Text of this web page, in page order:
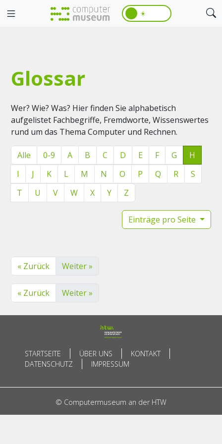
☀️
Glossar
Wer? Wie? Was? Hier finden Sie alphabetisch
aufgelistet Fachbegriffe, Fremdworte, Wissenswertes
rund um das Thema Computer und Rechnen.
Alle 0-9 A B C D E F G
H
I
J K L M N O P Q R
S
T
U V W X Y Z
Einträge pro Seite
« Zurück Weiter »
« Zurück Weiter »
STARTSEITE ÜBER UNS
KONTAKT
DATENSCHUTZ
IMPRESSUM
© Computermuseum an der HTW